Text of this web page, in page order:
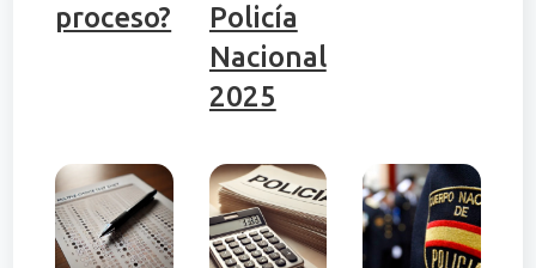
proceso?
Policía
Nacional
2025